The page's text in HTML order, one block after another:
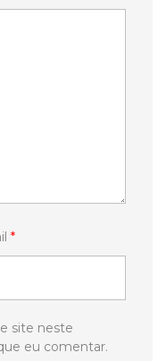
*
site neste
eu comentar.